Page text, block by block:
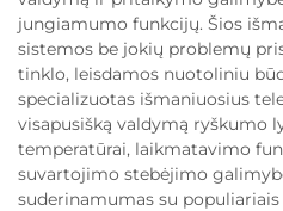
jungiamumo funkcijų. Šios
sistemos be jokių problemų
tinklo, leisdamos nuotoliniu
specializuotas išmaniuosius
visapusišką valdymą ryškumo
temperatūrai, laikmatavimo
suvartojimo stebėjimo
suderinamumas su